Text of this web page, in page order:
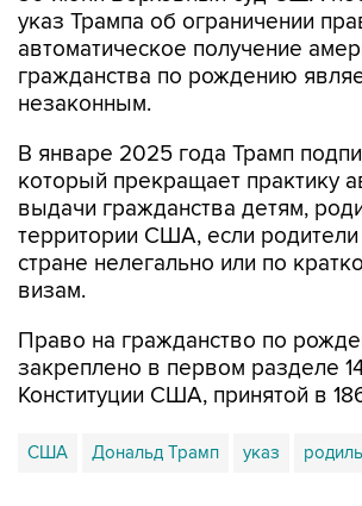
указ Трампа об ограничении
автоматическое получение
гражданства по рождению
незаконным.
В январе 2025 года Трамп
который прекращает практику
выдачи гражданства детям,
территории США, если родители
стране нелегально или по
визам.
Право на гражданство по
закреплено в первом разделе
Конституции США, принятой в
США Дональд Трамп указ